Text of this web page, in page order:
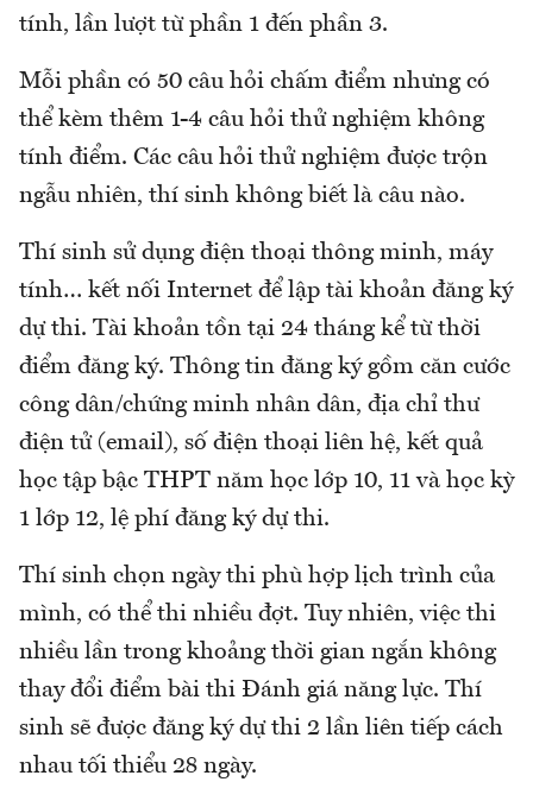
tính, lần lượt từ phần 1 đến phần 3.
Mỗi phần có 50 câu hỏi chấm điểm nhưng có
thể kèm thêm 1-4 câu hỏi thử nghiệm không
tính điểm. Các câu hỏi thử nghiệm được trộn
ngẫu nhiên, thí sinh không biết là câu nào.
Thí sinh sử dụng điện thoại thông minh, máy
tính… kết nối Internet để lập tài khoản đăng ký
dự thi. Tài khoản tồn tại 24 tháng kể từ thời
điểm đăng ký. Thông tin đăng ký gồm căn cước
công dân/chứng minh nhân dân, địa chỉ thư
điện tử (email), số điện thoại liên hệ, kết quả
học tập bậc THPT năm học lớp 10, 11 và học kỳ
1 lớp 12, lệ phí đăng ký dự thi.
Thí sinh chọn ngày thi phù hợp lịch trình của
mình, có thể thi nhiều đợt. Tuy nhiên, việc thi
nhiều lần trong khoảng thời gian ngắn không
thay đổi điểm bài thi Đánh giá năng lực. Thí
sinh sẽ được đăng ký dự thi 2 lần liên tiếp cách
nhau tối thiểu 28 ngày.